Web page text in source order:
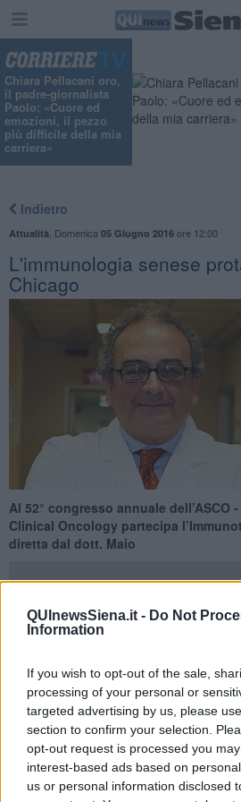
QUInewsSiena.it - Do Not
Information
If you wish to opt-out of the sale,
processing of your personal or
targeted advertising by us, please
section to confirm your selection.
opt-out request is processed you
interest-based ads based on
us or personal information disclosed
Chiara Pellacani oro,
il padre-giornalista
Paolo: «Cuore ed
emozioni, il pezzo
più difficile della mia
carriera»
Indietro
Attualità Domenica 05 Giugno 2016ore 12:00
L'immunologia senese
Chicago
​Al 52° congresso annuale dell’ASCO
Clinical Oncology partecipa
diretta dal dott. Maio
nella ricerca in immuno-oncologia
“Trial in Progress”, dedicata ai trial in
e con pazienti già arruolati, saranno
disegnato per valutare per la prima
farmaco immunoterapico e di un
trattamento del melanoma metastatico,
primo trial al mondo che valuterà